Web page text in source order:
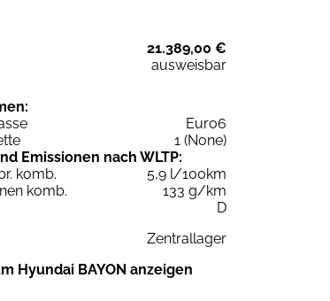
21.389,00 €
ausweisbar
Euro6
1 (None)
Emissionen nach WLTP:
komb.
5,9 l/100km
komb.
133 g/km
D
Zentrallager
Hyundai BAYON anzeigen